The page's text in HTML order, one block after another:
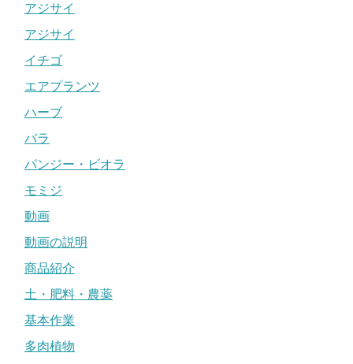
アジサイ
アジサイ
イチゴ
エアプランツ
ハーブ
バラ
パンジー・ビオラ
モミジ
動画
動画の説明
商品紹介
土・肥料・農薬
基本作業
多肉植物